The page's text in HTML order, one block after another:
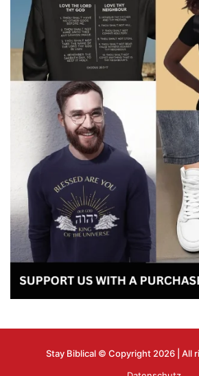
Stay Biblical © Copyright 2026 | All